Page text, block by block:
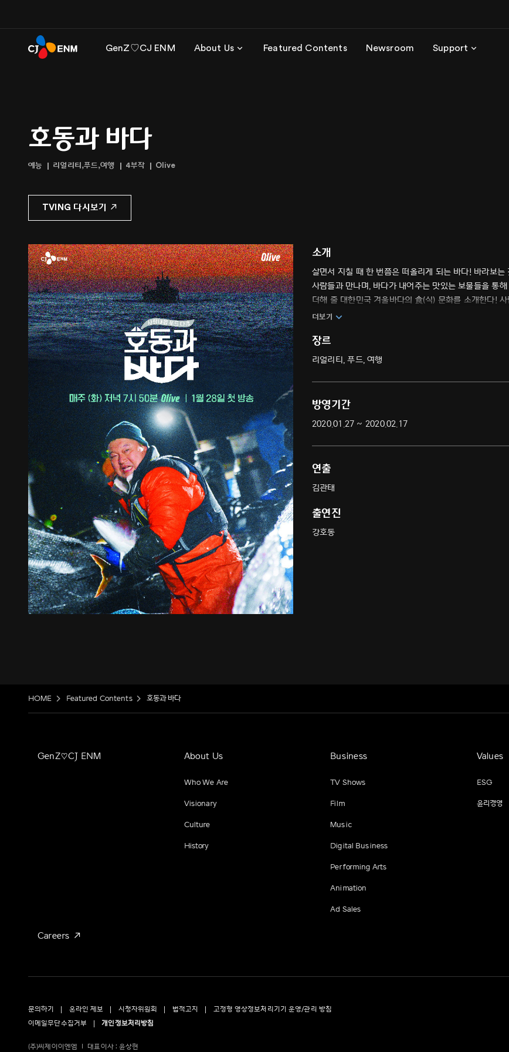
GenZ♡CJ ENM About Us Featured Contents Newsroom Support
호동과 바다
예능 리얼리티,푸드,여행 4부작 Olive
TVING 다시보기
소개
살면서 지칠 때 한 번쯤은 떠올리게 되는 바다! 바라보는 것만으로도
사람들과 만나며, 바다가 내어주는 맛있는 보물들을 통
더해 줄 대한민국 겨울바다의 食(식) 문화를 소개한다!
더보기
장르
리얼리티, 푸드, 여행
방영기간
2020.01.27 ~ 2020.02.17
연출
김관태
출연진
강호동
HOME Featured Contents 호동과 바다
GenZ♡CJ ENM About Us
Who We Are
Visionary
Culture
History
Business
TV Shows
Film
Music
Digital Business
Performing Arts
Animation
Ad Sales
Values
ESG
윤리경영
Careers
문의하기 온라인 제보 시청자위원회 법적고지
고정형 영상정보처리기기 운영/관리 방침
이메일무단수집거부
개인정보처리방침
(주)씨제이이엔엠 대표이사 : 윤상현